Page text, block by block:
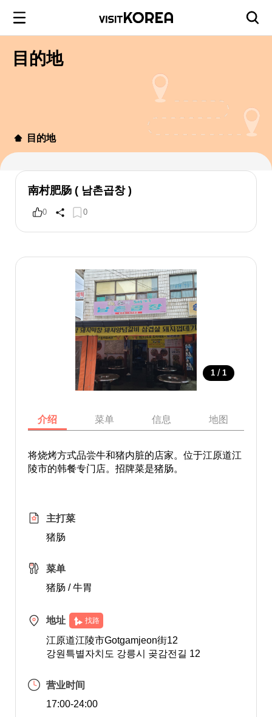
目的地
目的地
南村肥肠 ( 남촌곱창 )
0 0
1 / 1
介绍 菜单 信息 地图
将烧烤方式品尝牛和猪内脏的店家。位于江原道江
陵市的韩餐专门店。招牌菜是猪肠。
主打菜
猪肠
菜单
猪肠 / 牛胃
地址 找路
江原道江陵市Gotgamjeon街12
강원특별자치도 강릉시 곶감전길 12
营业时间
17:00-24:00